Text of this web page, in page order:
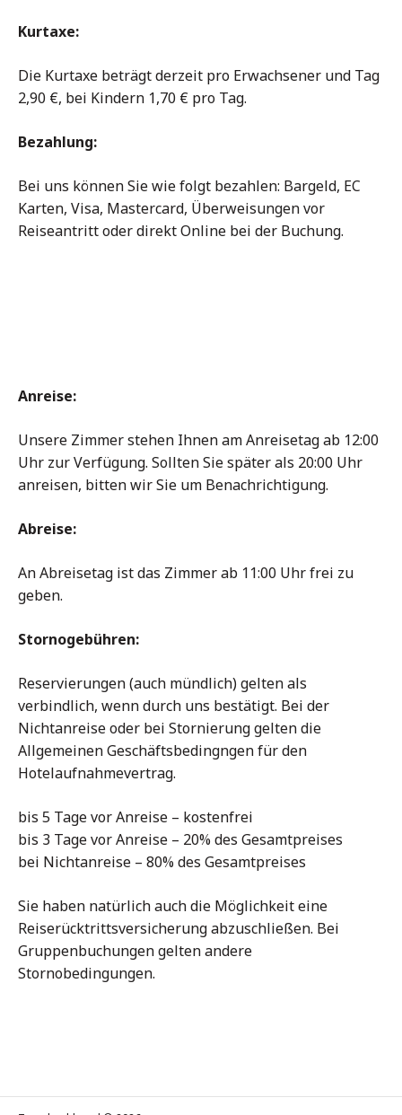
Kurtaxe:
Die Kurtaxe beträgt derzeit pro Erwachsener und Tag
2,90 €, bei Kindern 1,70 € pro Tag.
Bezahlung:
Bei uns können Sie wie folgt bezahlen: Bargeld, EC
Karten, Visa, Mastercard, Überweisungen vor
Reiseantritt oder direkt Online bei der Buchung.
Anreise:
Unsere Zimmer stehen Ihnen am Anreisetag ab 12:00
Uhr zur Verfügung. Sollten Sie später als 20:00 Uhr
anreisen, bitten wir Sie um Benachrichtigung.
Abreise:
An Abreisetag ist das Zimmer ab 11:00 Uhr frei zu
geben.
Stornogebühren:
Reservierungen (auch mündlich) gelten als
verbindlich, wenn durch uns bestätigt. Bei der
Nichtanreise oder bei Stornierung gelten die
Allgemeinen Geschäftsbedingngen für den
Hotelaufnahmevertrag.
bis 5 Tage vor Anreise – kostenfrei
bis 3 Tage vor Anreise – 20% des Gesamtpreises
bei Nichtanreise – 80% des Gesamtpreises
Sie haben natürlich auch die Möglichkeit eine
Reiserücktrittsversicherung abzuschließen. Bei
Gruppenbuchungen gelten andere
Stornobedingungen.